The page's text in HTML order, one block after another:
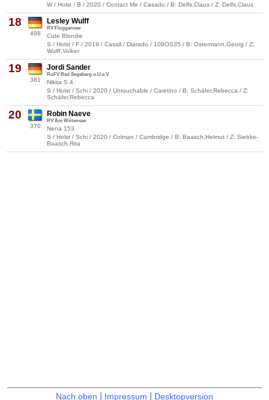
W / Holst / B / 2020 / Contact Me / Casado / B: Delfs,Claus / Z: Delfs,Claus
18
498
Lesley Wulff
RV Floggensee
Cute Blondie
S / Holst / F / 2019 / Casall / Diarado / 109OS35 / B: Ostermann,Georg / Z:
Wulff,Volker
19
381
Jordi Sander
RuFV Bad Segeberg u.U.e.V.
Nikita S 4
S / Holst / Schi / 2020 / Untouchable / Caretino / B: Schäfer,Rebecca / Z:
Schäfer,Rebecca
20
370
Robin Naeve
RV Am Wittensee
Nena 153
S / Holst / Schi / 2020 / Colman / Cambridge / B: Baasch,Helmut / Z: Siebke-
Baasch,Rita
Nach oben Impressum Desktopversion